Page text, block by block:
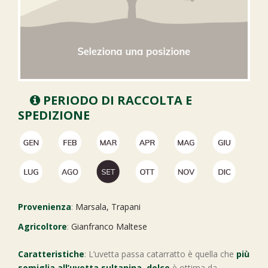
PERIODO DI RACCOLTA E
SPEDIZIONE
Provenienza: Marsala, Trapani
Agricoltore: Gianfranco Maltese
Caratteristiche: L’uvetta passa catarratto è quella che più